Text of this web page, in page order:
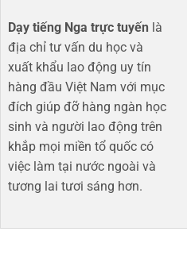
Dạy tiếng Nga trực tuyến là
địa chỉ tư vấn du học và
xuất khẩu lao động uy tín
hàng đầu Việt Nam với mục
đích giúp đỡ hàng ngàn học
sinh và người lao động trên
khắp mọi miền tổ quốc có
việc làm tại nước ngoài và
tương lai tươi sáng hơn​.